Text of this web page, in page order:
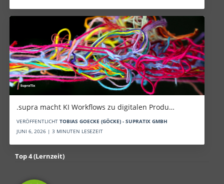
.supra macht KI Workflows zu digitalen Produ…
VERÖFFENTLICHT TOBIAS GOECKE (GÖCKE) - SUPRATIX GMBH
JUNI 6, 2026 | 3 MINUTEN LESEZEIT
Top 4 (Lernzeit)